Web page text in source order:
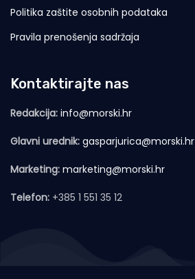
Politika zaštite osobnih podataka
Pravila prenošenja sadržaja
Kontaktirajte nas
Redakcija: info@morski.hr
Glavni urednik: gasparjurica@morski.hr
Marketing: marketing@morski.hr
Telefon: +385 1 551 35 12